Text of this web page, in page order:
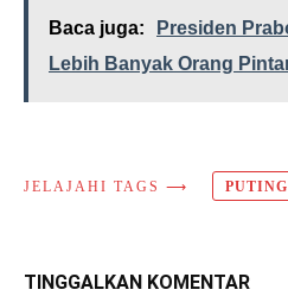
Baca juga:
Presiden
Lebih Banyak Orang
JELAJAHI TAGS ⟶
TINGGALKAN KOMENTAR